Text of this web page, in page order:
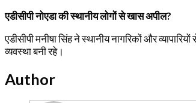
एडीसीपी नोएडा की स्थानीय लोगों से खास अपील?
एडीसीपी मनीषा सिंह ने स्थानीय नागरिकों और
व्यवस्था बनी रहे।
Author